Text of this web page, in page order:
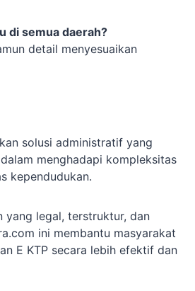
di semua daerah?
detail menyesuaikan
solusi administratif yang
menghadapi kompleksitas
kependudukan.
yang legal, terstruktur, dan
ini membantu masyarakat
E KTP secara lebih efektif dan